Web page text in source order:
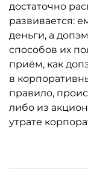
достаточно
развивается:
деньги, а
способов их
приём, как
в
правило,
либо из
утрате